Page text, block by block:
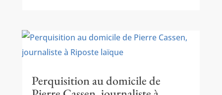
Perquisition au domicile de